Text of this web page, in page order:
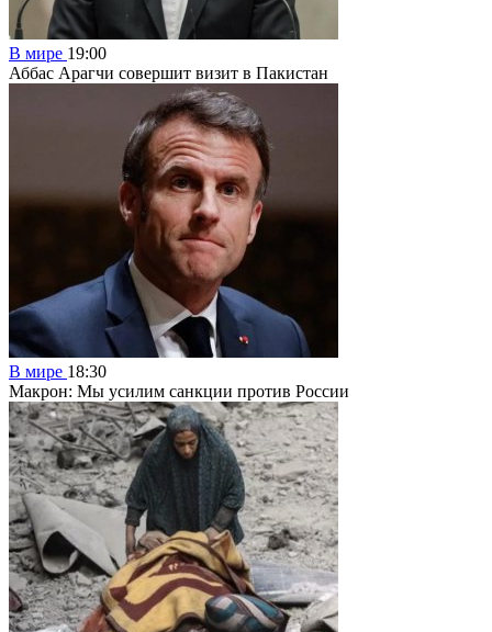
В мире 19:00
Аббас Арагчи совершит визит в Пакистан
В мире 18:30
Макрон: Мы усилим санкции против России